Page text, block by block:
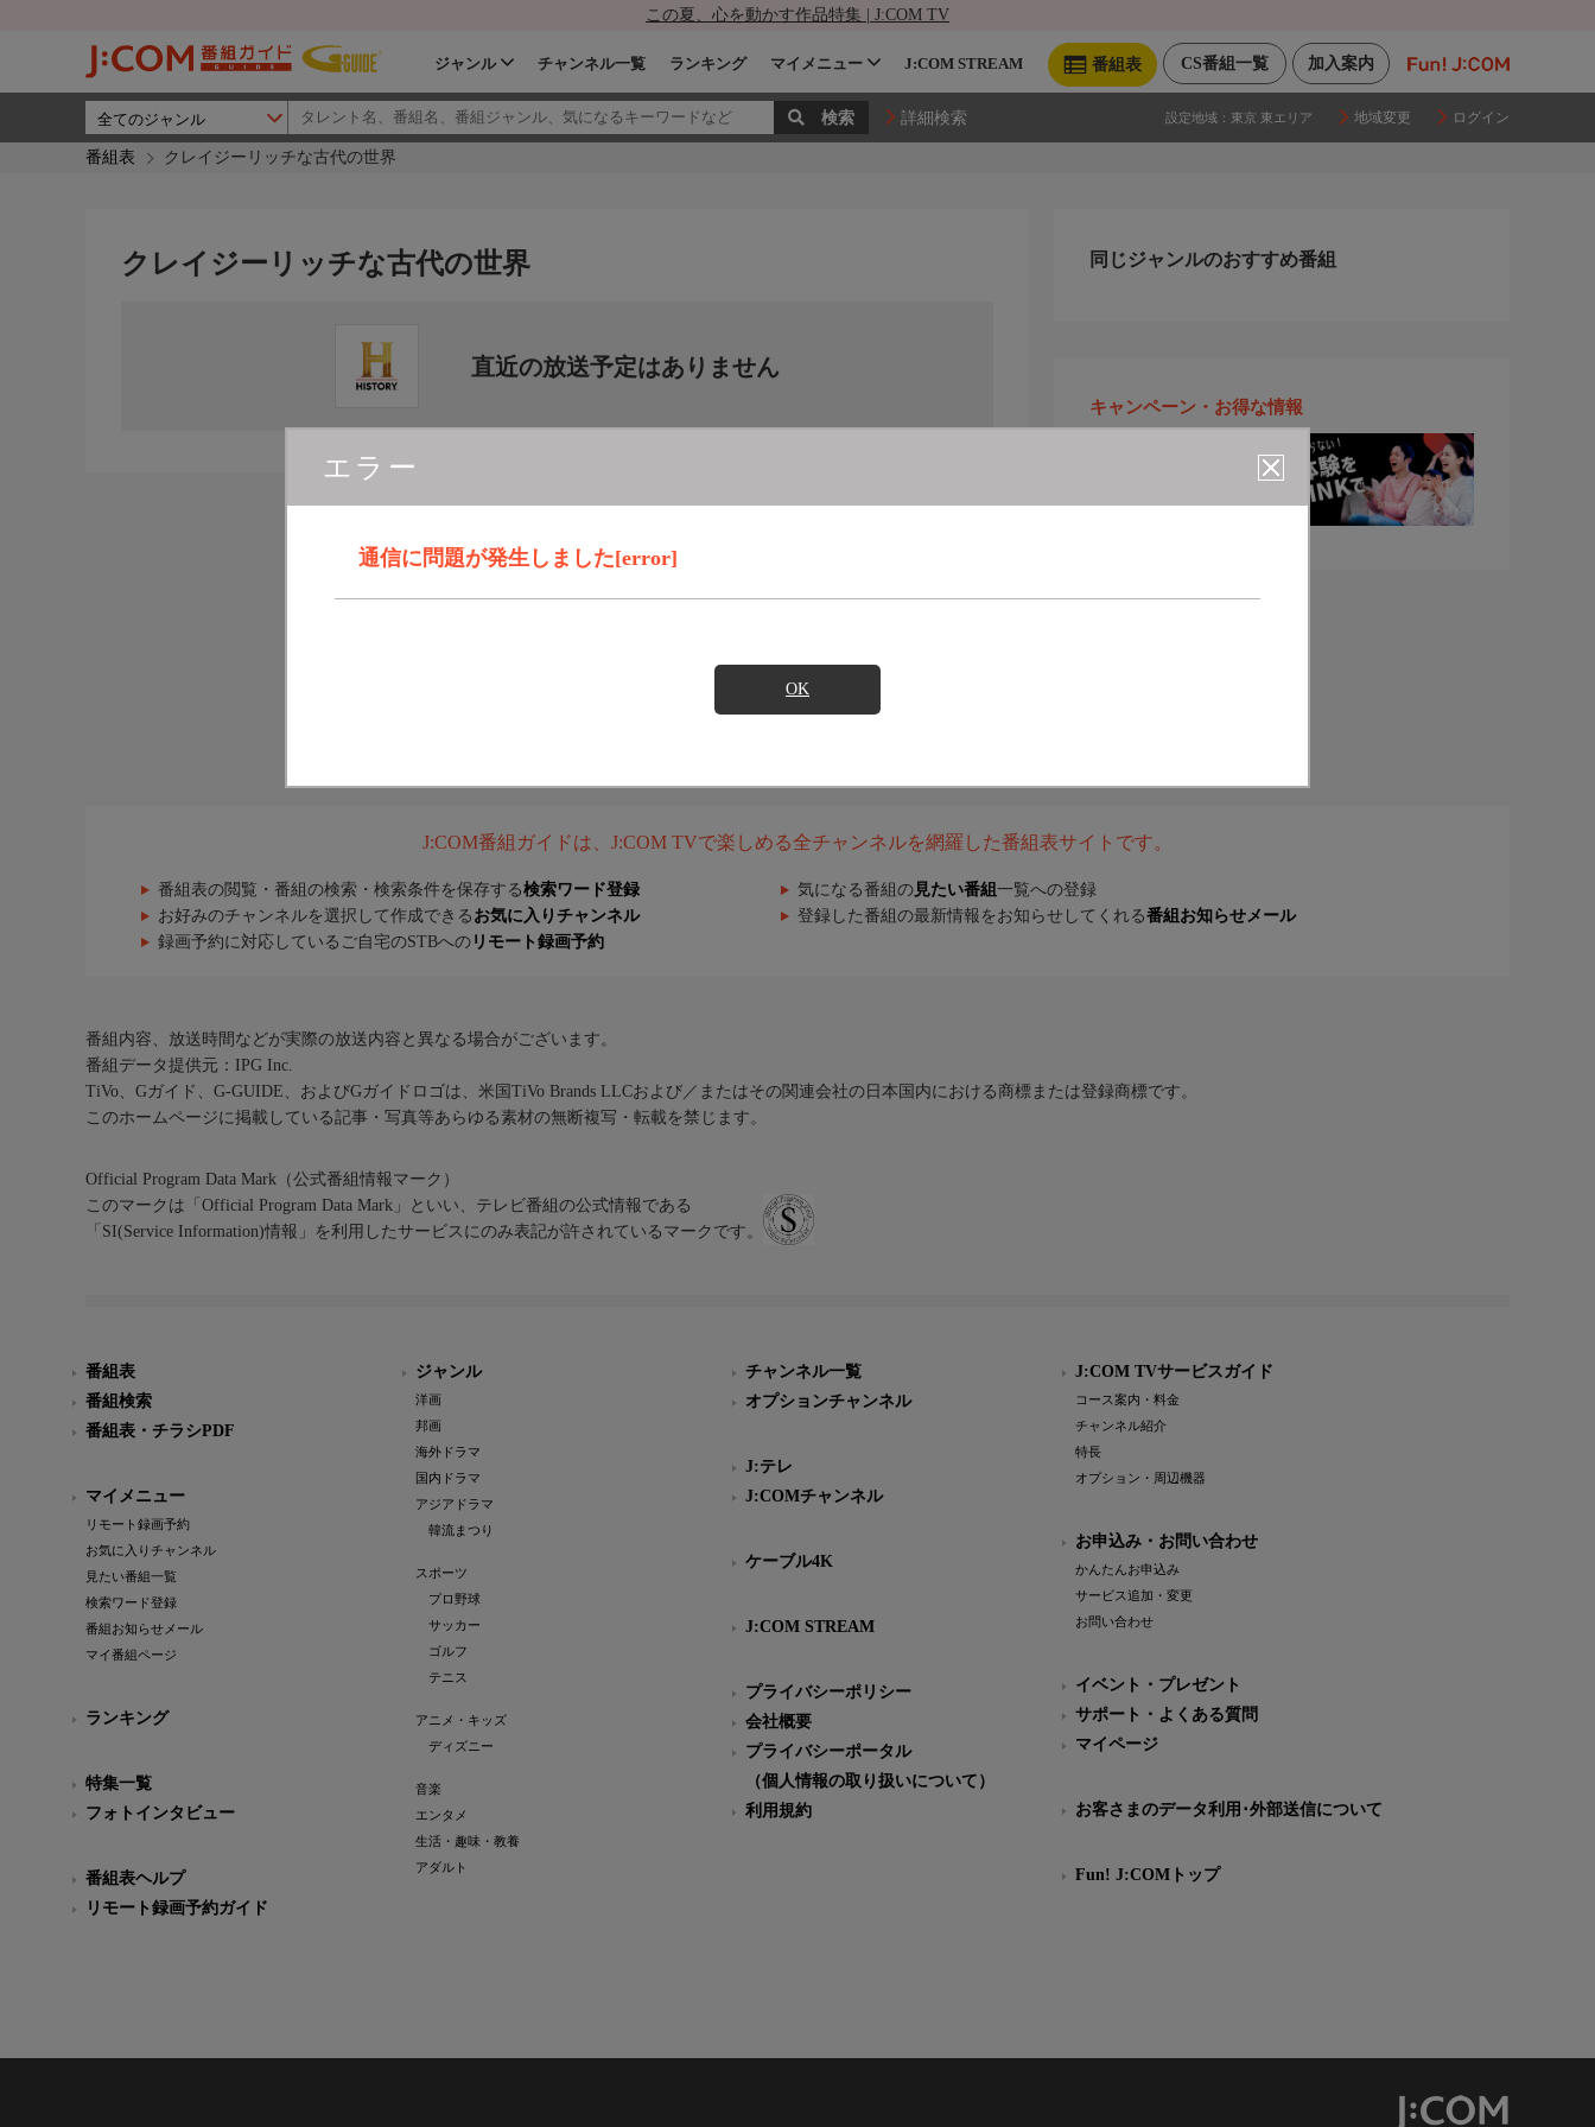
この夏、心を動かす作品特集 | J:COM TV
加入案内
CS番組一覧
番組表
ジャンル チャンネル一覧 ランキング マイメニュー J:COM STREAM
詳細検索 設定地域： 東京 東エリア 地域変更 ログイン
番組表 クレイジーリッチな古代の世界
エラー
通信に問題が発生しました[error]
OK
クレイジーリッチな古代の世界
直近の放送予定はありません
同じジャンルのおすすめ番組
キャンペーン・お得な情報
J:COM番組ガイドは、J:COM TVで楽しめる全チャンネルを網羅した番組表サイトです。
番組表の閲覧・番組の検索・検索条件を保存する検索ワード登録 気になる番組の 見たい番組 一覧への登録
お好みのチャンネルを選択して作成できる お気に入りチャンネル 登録した番組の最新情報をお知らせしてくれる番組お知らせメール
録画予約に対応しているご自宅のSTBへの リモート録画予約
番組内容、放送時間などが実際の放送内容と異なる場合がございます。
番組データ提供元：IPG Inc.
TiVo、Gガイド、G-GUIDE、およびGガイドロゴは、米国TiVo Brands LLCおよび／またはその関連会社の日本国内における商標または登録商標です。
このホームページに掲載している記事・写真等あらゆる素材の無断複写・転載を禁じます。
Official Program Data Mark（公式番組情報マーク）
このマークは「Official Program Data Mark」といい、テレビ番組の公式情報である
「SI(Service Information)情報」を利用したサービスにのみ表記が許されているマークです。
番組表
番組検索
番組表・チラシPDF
マイメニュー
リモート録画予約
お気に入りチャンネル
見たい番組一覧
検索ワード登録
番組お知らせメール
マイ番組ページ
ランキング
特集一覧
フォトインタビュー
番組表ヘルプ
リモート録画予約ガイド
ジャンル
洋画
邦画
海外ドラマ
国内ドラマ
アジアドラマ
韓流まつり
スポーツ
プロ野球
サッカー
ゴルフ
テニス
アニメ・キッズ
ディズニー
音楽
エンタメ
生活・趣味・教養
アダルト
チャンネル一覧
オプションチャンネル
J:テレ
J:COMチャンネル
ケーブル4K
J:COM STREAM
プライバシーポリシー
会社概要
プライバシーポータル
（個人情報の取り扱いについて）
利用規約
J:COM TVサービスガイド
コース案内・料金
チャンネル紹介
特長
オプション・周辺機器
お申込み・お問い合わせ
かんたんお申込み
サービス追加・変更
お問い合わせ
イベント・プレゼント
サポート・よくある質問
マイページ
お客さまのデータ利用･外部送信について
Fun! J:COMトップ